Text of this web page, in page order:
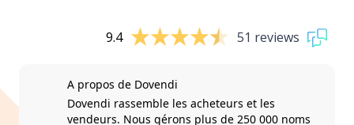
9.4 51 reviews
A propos de Dovendi
Dovendi rassemble les acheteurs et les
vendeurs. Nous gérons plus de 250 000 noms